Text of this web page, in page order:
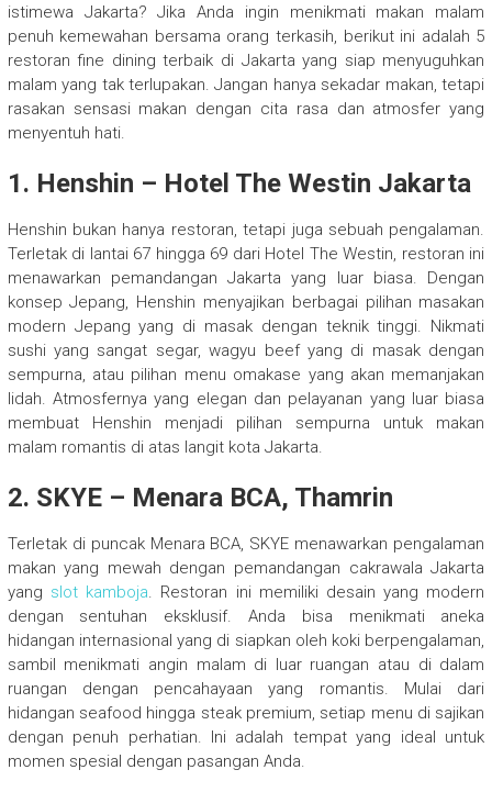
istimewa Jakarta? Jika Anda ingin menikmati makan malam
penuh kemewahan bersama orang terkasih, berikut ini adalah 5
restoran fine dining terbaik di Jakarta yang siap menyuguhkan
malam yang tak terlupakan. Jangan hanya sekadar makan, tetapi
rasakan sensasi makan dengan cita rasa dan atmosfer yang
menyentuh hati.
1. Henshin – Hotel The Westin Jakarta
Henshin bukan hanya restoran, tetapi juga sebuah pengalaman.
Terletak di lantai 67 hingga 69 dari Hotel The Westin, restoran ini
menawarkan pemandangan Jakarta yang luar biasa. Dengan
konsep Jepang, Henshin menyajikan berbagai pilihan masakan
modern Jepang yang di masak dengan teknik tinggi. Nikmati
sushi yang sangat segar, wagyu beef yang di masak dengan
sempurna, atau pilihan menu omakase yang akan memanjakan
lidah. Atmosfernya yang elegan dan pelayanan yang luar biasa
membuat Henshin menjadi pilihan sempurna untuk makan
malam romantis di atas langit kota Jakarta.
2. SKYE – Menara BCA, Thamrin
Terletak di puncak Menara BCA, SKYE menawarkan pengalaman
makan yang mewah dengan pemandangan cakrawala Jakarta
yang slot kamboja. Restoran ini memiliki desain yang modern
dengan sentuhan eksklusif. Anda bisa menikmati aneka
hidangan internasional yang di siapkan oleh koki berpengalaman,
sambil menikmati angin malam di luar ruangan atau di dalam
ruangan dengan pencahayaan yang romantis. Mulai dari
hidangan seafood hingga steak premium, setiap menu di sajikan
dengan penuh perhatian. Ini adalah tempat yang ideal untuk
momen spesial dengan pasangan Anda.